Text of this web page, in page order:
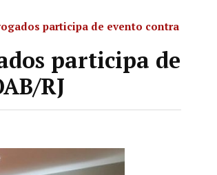
participa de evento contra
participa de
RJ